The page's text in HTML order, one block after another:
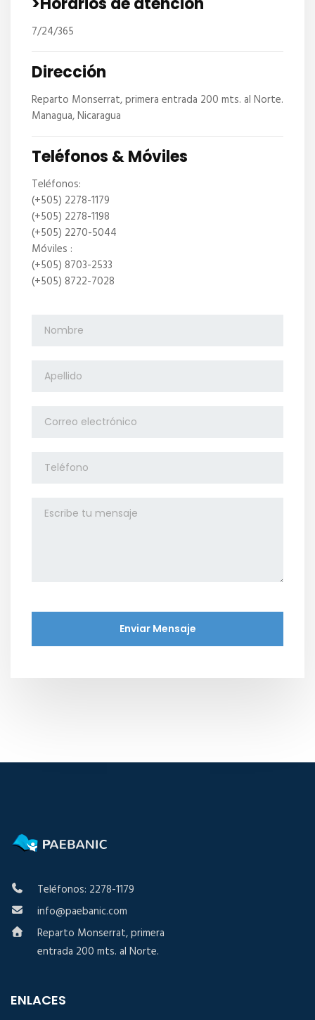
7/24/365
Dirección
Reparto Monserrat, primera entrada 200 mts. al Norte.
Managua, Nicaragua
Teléfonos & Móviles
Teléfonos:
(+505) 2278-1179
(+505) 2278-1198
(+505) 2270-5044
Móviles :
(+505) 8703-2533
(+505) 8722-7028
Teléfonos: 2278-1179
info@paebanic.com
Reparto Monserrat, primera
entrada 200 mts. al Norte.
ENLACES